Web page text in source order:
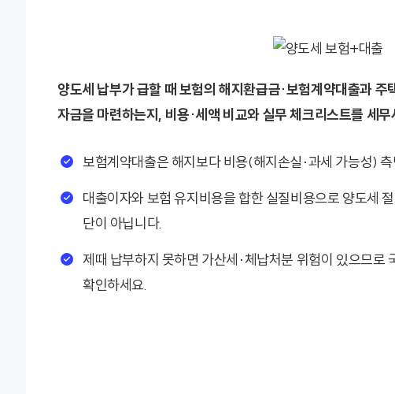
양도세 납부가 급할 때 보험의 해지환급금·보험계약대출과 주
자금을 마련하는지, 비용·세액 비교와 실무 체크리스트를 세
보험계약대출은 해지보다 비용(해지손실·과세 가능성)
대출이자와 보험 유지비용을 합한 실질비용으로 양도세
단이 아닙니다.
제때 납부하지 못하면 가산세·체납처분 위험이 있으므로
확인하세요.